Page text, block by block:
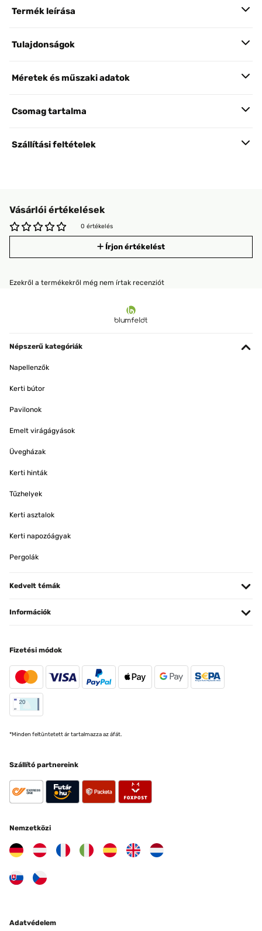
Termék leírása
Tulajdonságok
Méretek és műszaki adatok
Csomag tartalma
Szállítási feltételek
Vásárlói értékelések
0 értékelés
Írjon értékelést
Ezekről a termékekről még nem írtak recenziót
Népszerű kategóriák
Napellenzők
Kerti bútor
Pavilonok
Emelt virágágyások
Üvegházak
Kerti hinták
Tűzhelyek
Kerti asztalok
Kerti napozóágyak
Pergolák
Kedvelt témák
Információk
Fizetési módok
*Minden feltüntetett ár tartalmazza az áfát.
Szállító partnereink
Nemzetközi
Adatvédelem